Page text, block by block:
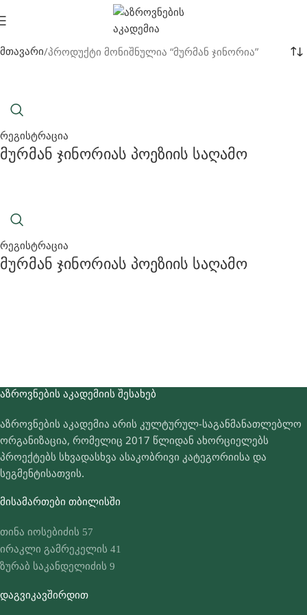
მთავარი პროდუქტი მონიშნულია “მურმან ჯინორია”
რეგისტრაცია
Მურმან Ჯინორიას Პოეზიის Საღამო
რეგისტრაცია
Მურმან Ჯინორიას Პოეზიის Საღამო
ᲐᲖᲠᲝᲕᲜᲔᲑᲘᲡ ᲐᲙᲐᲓᲔᲛᲘᲘᲡ ᲨᲔᲡᲐᲮᲔᲑ
აზროვნების აკადემია არის კულტურულ-საგანმანათლებლო
ორგანიზაცია, რომელიც 2017 წლიდან ახორციელებს
პროექტებს სხვადასხვა ასაკობრივი კატეგორიისა და
სეგმენტისათვის.
ᲛᲘᲡᲐᲛᲐᲠᲗᲔᲑᲘ ᲗᲑᲘᲚᲘᲡᲨᲘ
თინა იოსებიძის 57
ირაკლი გამრეკელის 41
ზურაბ საკანდელიძის 9
ᲓᲐᲒᲕᲘᲙᲐᲕᲨᲘᲠᲓᲘᲗ